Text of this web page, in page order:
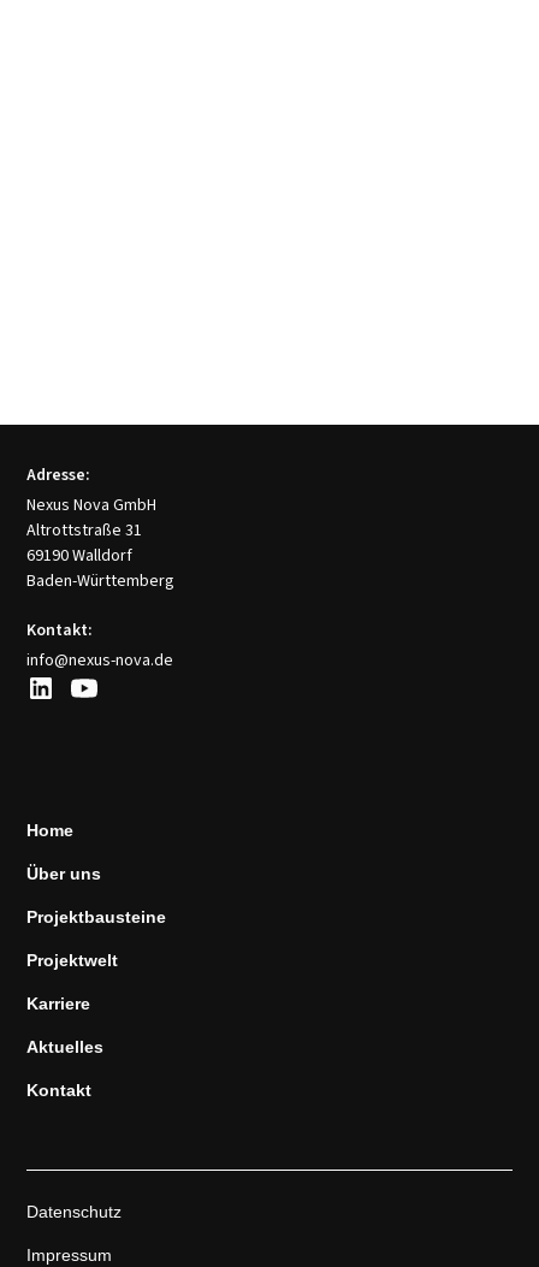
Adresse:
Nexus Nova GmbH
Altrottstraße 31
69190 Walldorf
Baden-Württemberg
Kontakt:
info@nexus-nova.de
Home
Über uns
Projektbausteine
Projektwelt
Karriere
Aktuelles
Kontakt
Datenschutz
Impressum